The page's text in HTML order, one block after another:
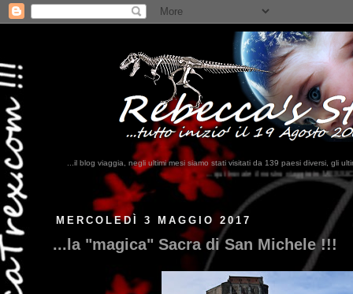
...il blog viaggia, negli ultimi mesi siamo stati visitati da 139 paesi diversi, gli
...qui trovate il nostro viaggio in MESSICO 2023...clikka qui !!!
MERCOLEDÌ 3 MAGGIO 2017
...la "magica" Sacra di San Michele !!!